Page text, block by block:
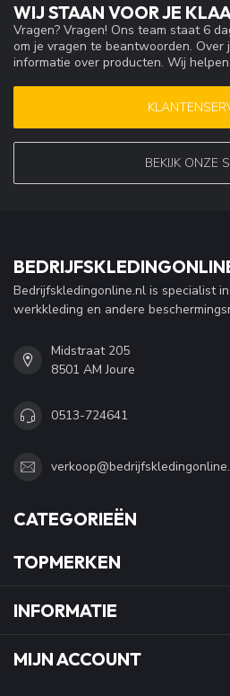
WIJ STAAN VOOR JE
Vragen? Vragen! Ons team staat 6
om je vragen te beantwoorden.
informatie over producten. Wij
BEKIJK ONZE
Bedrijfskledingonline.nl is specialist
werkkleding en andere
Midstraat 205
8501 AM Joure
0513-724641
CATEGORIEËN
TOPMERKEN
INFORMATIE
MIJN ACCOUNT